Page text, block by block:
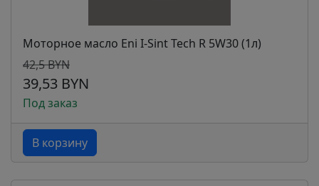
Моторное масло Eni I-Sint Tech R 5W30 (1л)
42,5 BYN
39,53 BYN
Под заказ
В корзину